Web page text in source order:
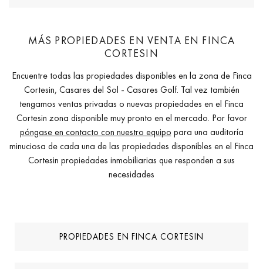
MÁS PROPIEDADES EN VENTA EN FINCA
CORTESIN
Encuentre todas las propiedades disponibles en la zona de Finca
Cortesin, Casares del Sol - Casares Golf. Tal vez también
tengamos ventas privadas o nuevas propiedades en el Finca
Cortesin zona disponible muy pronto en el mercado. Por favor
póngase en contacto con nuestro equipo para una auditoría
minuciosa de cada una de las propiedades disponibles en el Finca
Cortesin propiedades inmobiliarias que responden a sus
necesidades
PROPIEDADES EN FINCA CORTESIN